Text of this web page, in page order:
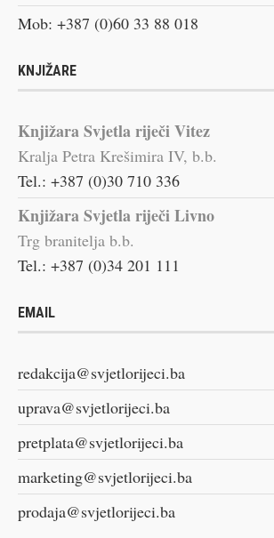
Mob: +387 (0)60 33 88 018
KNJIŽARE
Knjižara Svjetla riječi Vitez
Kralja Petra Krešimira IV, b.b.
Tel.: +387 (0)30 710 336
Knjižara Svjetla riječi Livno
Trg branitelja b.b.
Tel.: +387 (0)34 201 111
EMAIL
redakcija@svjetlorijeci.ba
uprava@svjetlorijeci.ba
pretplata@svjetlorijeci.ba
marketing@svjetlorijeci.ba
prodaja@svjetlorijeci.ba